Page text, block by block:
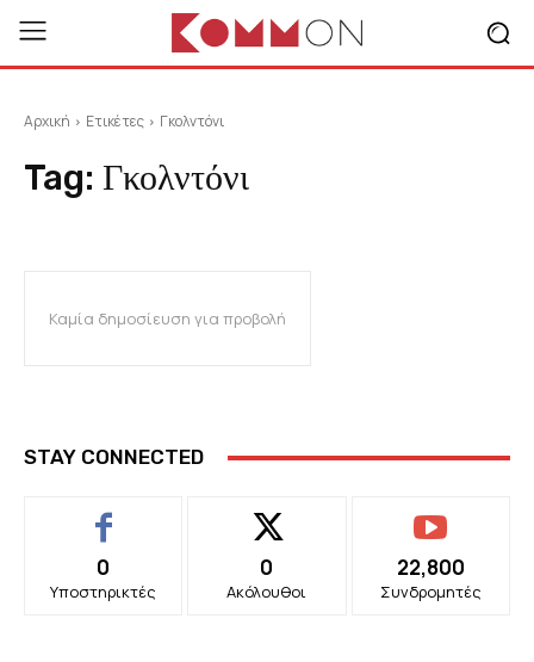
Αρχική Ετικέτες Γκολντόνι
Tag: Γκολντόνι
Καμία δημοσίευση για προβολή
STAY CONNECTED
0
Υποστηρικτές
0
Ακόλουθοι
22,800
Συνδρομητές